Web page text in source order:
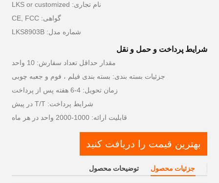
نام تجاری: LKS or customized
گواهی: CE, FCC
شماره مدل: LKS8903B
شرایط پرداخت و حمل و نقل
مقدار حداقل تعداد سفارش: 10 واحد
جزئیات بسته بندی: بسته بندی فیلم ، فوم و جعبه چوبی
زمان تحویل: 4-6 هفته پس از پرداخت
شرایط پرداخت: T/T در پیش
قابلیت ارائه: 1000-2000 واحد در هر ماه
بهترین قیمت را دریافت کنید
جزئیات محصول توضیحات محصول